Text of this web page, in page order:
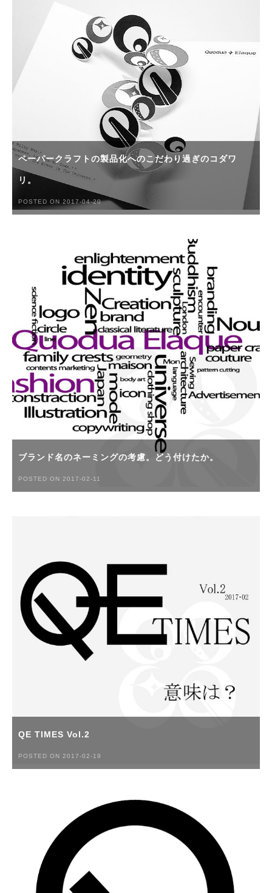
ペーパークラフトの製品化へのこだわり過ぎのコダワ
リ。
POSTED ON 2017-04-20
ブランド名のネーミングの考慮。どう付けたか。
POSTED ON 2017-02-11
QE TIMES Vol.2
POSTED ON 2017-02-19